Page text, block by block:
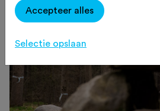
Accepteer alles
Selectie opslaan